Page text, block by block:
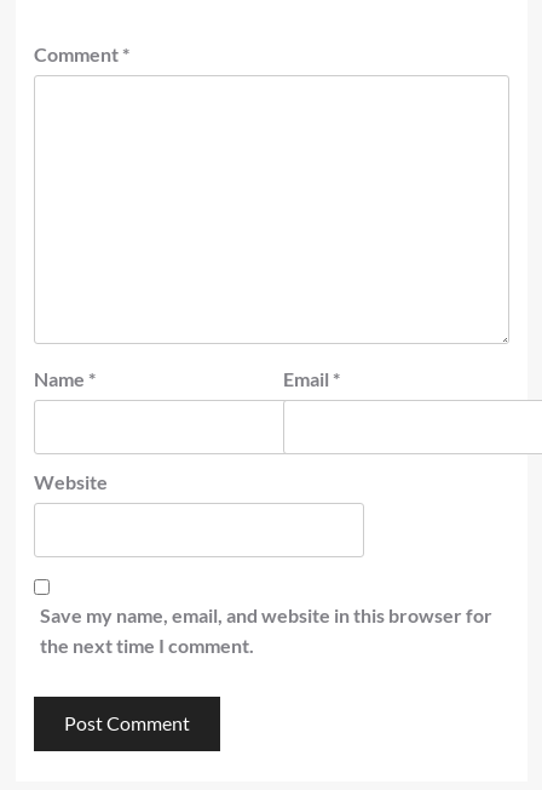
Comment *
Name * Email *
Website
Save my name, email, and website in this browser for
the next time I comment.